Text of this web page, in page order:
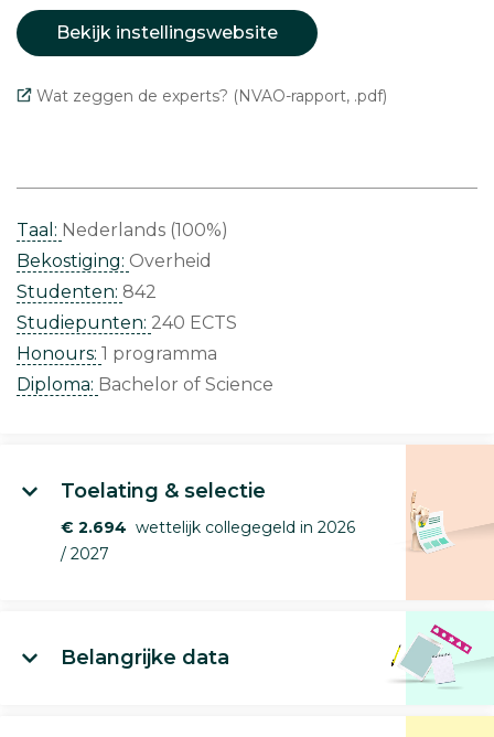
Bekijk instellingswebsite
Wat zeggen de experts? (NVAO-rapport, .pdf)
Taal: Nederlands (100%)
Bekostiging: Overheid
Studenten: 842
Studiepunten: 240 ECTS
Honours: 1 programma
Diploma: Bachelor of Science
Toelating & selectie
€ 2.694 wettelijk collegegeld in 2026
/ 2027
Belangrijke data